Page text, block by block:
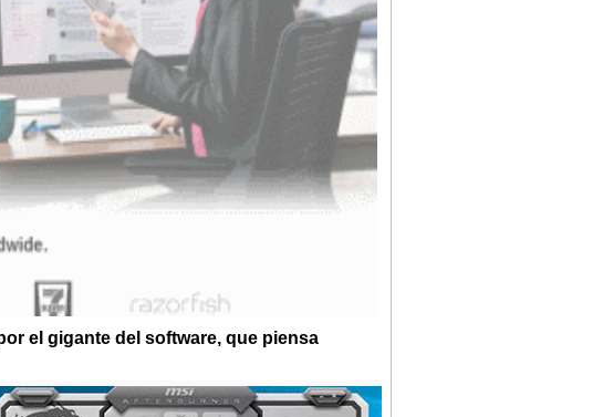
el gigante del software, que piensa